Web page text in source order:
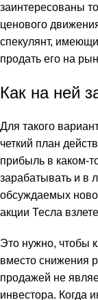
заинтересованы
ценового
спекулянт,
продать его на
Как на ней
Для такого
четкий план
прибыль в каком-
зарабатывать и в
обсуждаемых
акции Тесла
Это нужно, чтобы
вместо снижения
продажей не
инвестора. Когда